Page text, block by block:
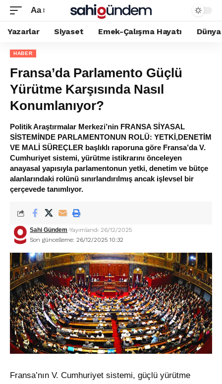
Aa
Yazarlar Siyaset Emek-Çalışma Hayatı Dünya
HABER
Fransa’da Parlamento Güçlü
Yürütme Karşısında Nasıl
Konumlanıyor?
Politik Araştırmalar Merkezi’nin FRANSA SİYASAL
SİSTEMİNDE PARLAMENTONUN ROLÜ: YETKİ,DENETİM
VE MALİ SÜREÇLER başlıklı raporuna göre Fransa’da V.
Cumhuriyet sistemi, yürütme istikrarını önceleyen
anayasal yapısıyla parlamentonun yetki, denetim ve bütçe
alanlarındaki rolünü sınırlandırılmış ancak işlevsel bir
çerçevede tanımlıyor.
Son güncelleme: 26/12/2025 10:32
Sahi Gündem Yayımlandı 26/12/2025
Fransa’nın V. Cumhuriyet sistemi, güçlü yürütme